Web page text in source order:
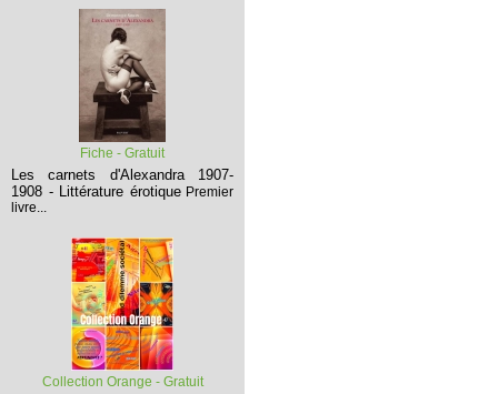
Fiche - Gratuit
Les carnets d'Alexandra 1907-
1908 - Littérature érotique Premier
livre...
Collection Orange - Gratuit